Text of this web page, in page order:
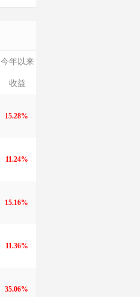
今年以来
收益
15.28%
11.24%
15.16%
11.36%
35.06%